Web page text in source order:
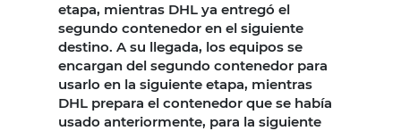
etapa, mientras DHL ya entregó el
segundo contenedor en el siguiente
destino. A su llegada, los equipos se
encargan del segundo contenedor para
usarlo en la siguiente etapa, mientras
DHL prepara el contenedor que se había
usado anteriormente, para la siguiente